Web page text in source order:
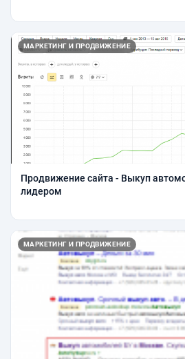
МАРКЕТИНГ И ПРОДВИЖЕНИЕ
Продвижение сайта - Выкуп
лидером
МАРКЕТИНГ И ПРОДВИЖЕНИЕ